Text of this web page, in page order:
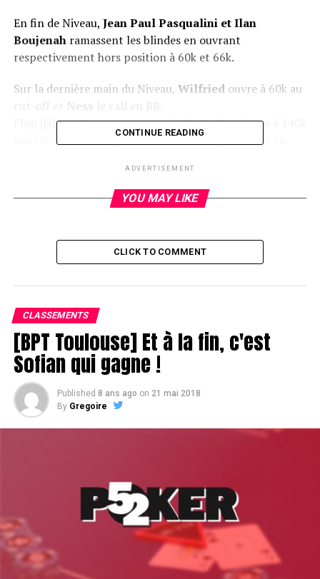
En fin de Niveau, Jean Paul Pasqualini et Ilan
Boujenahramassent les blindes en ouvrant
respectivement hors position à 60k et 66k.
Sur la dernière main du Niveau, Wilfriedouvre à 60k au
Flop [jx] [6x] [6x] : Ness ouvre à 60k, Wilfried raise à 140k
mais Ness ne laisse pas faire et revient par-dessus en
remporte le pot et un ascendant psychologique capital.
Ils vont se battre pour lui
CONTINUE READING
ADVERTISEMENT
YOU MAY LIKE
CLICK TO COMMENT
CLASSEMENTS
[BPT Toulouse] Et à la fin, c'est
Sofian qui gagne !
Published 8 ans ago on 21 mai 2018
By Gregoire